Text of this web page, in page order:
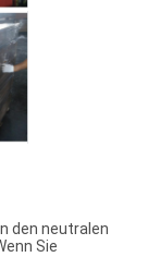
den neutralen
Sie